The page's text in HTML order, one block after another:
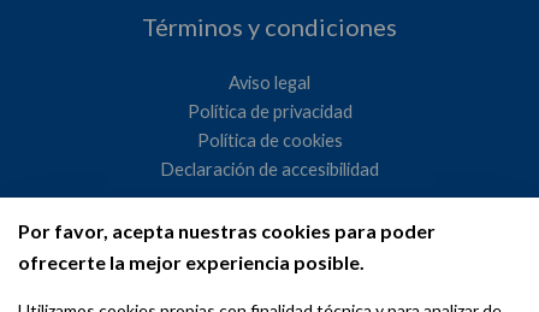
Por favor, acepta nuestras cookies para poder
ofrecerte la mejor experiencia posible.
Términos y condiciones
Aviso legal
Política de privacidad
Política de cookies
Declaración de accesibilidad
Ayuntamiento de Madrid
WeMadrid es un sitio web del Ayuntamiento de Madrid